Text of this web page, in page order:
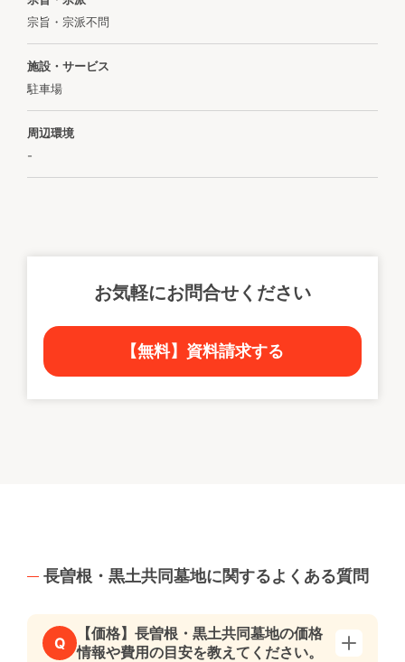
宗旨・宗派不問
施設・サービス
駐車場
周辺環境
-
お気軽にお問合せください
【無料】資料請求する
長曽根・黒土共同墓地に関するよくある質問
Q
【価格】長曽根・黒土共同墓地の価格
情報や費用の目安を教えてください。